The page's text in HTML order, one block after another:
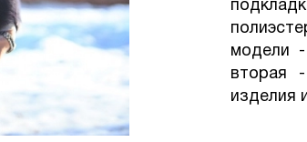
модели
вторая
изделия